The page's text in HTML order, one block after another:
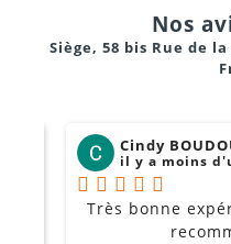
Nos
Siège, 58 bis Rue de
Cindy
il y a moins
Très bonne